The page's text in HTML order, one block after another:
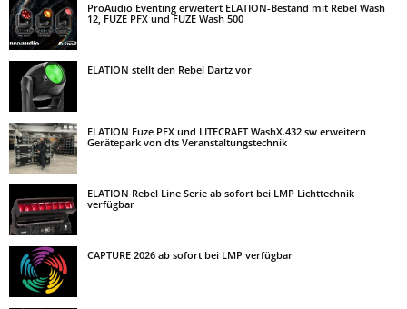
ProAudio Eventing erweitert ELATION-Bestand mit Rebel Wash
12, FUZE PFX und FUZE Wash 500
ELATION stellt den Rebel Dartz vor
ELATION Fuze PFX und LITECRAFT WashX.432 sw erweitern
Gerätepark von dts Veranstaltungstechnik
ELATION Rebel Line Serie ab sofort bei LMP Lichttechnik
verfügbar
CAPTURE 2026 ab sofort bei LMP verfügbar